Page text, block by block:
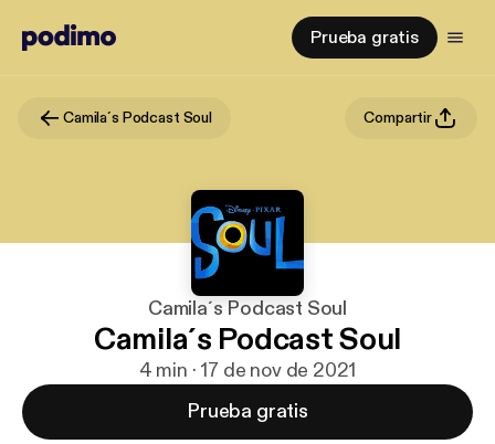
Prueba gratis
Camila´s Podcast Soul Compartir
Camila´s Podcast Soul
Camila´s Podcast Soul
4 min · 17 de nov de 2021
Prueba gratis